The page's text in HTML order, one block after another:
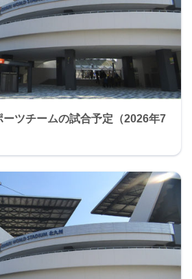
ツチームの試合予定（2026年7